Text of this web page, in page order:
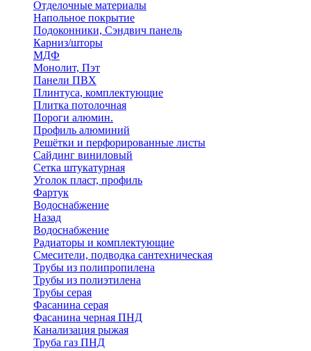
Отделочные материалы
Напольное покрытие
Подоконники, Сэндвич панель
Карниз/шторы
МДФ
Монолит, Пэт
Панели ПВХ
Плинтуса, комплектующие
Плитка потолочная
Пороги алюмин.
Профиль алюминий
Решётки и перфорированные листы
Сайдинг виниловый
Сетка штукатурная
Уголок пласт, профиль
Фартук
Водоснабжение
Назад
Водоснабжение
Радиаторы и комплектующие
Смесители, подводка сантехническая
Трубы из полипропилена
Трубы из полиэтилена
Трубы серая
Фасанина серая
Фасанина черная ПНД
Канализация рыжая
Труба газ ПНД